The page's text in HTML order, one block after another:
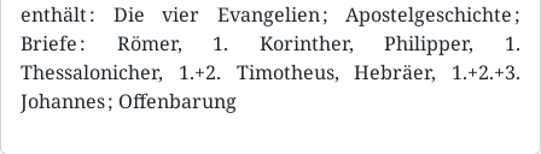
enthält : Die vier Evangelien ; Apostelgeschichte ;
Briefe : Römer, 1. Korinther, Philipper, 1.
Thessalonicher, 1.+2. Timotheus, Hebräer, 1.+2.+3.
Johannes ; Offenbarung